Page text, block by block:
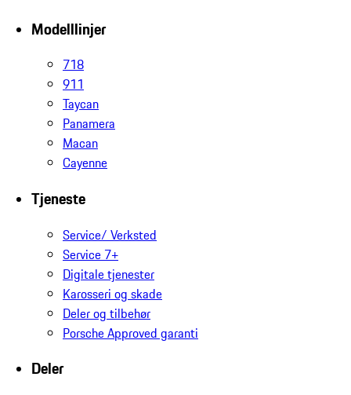
Modelllinjer
718
911
Taycan
Panamera
Macan
Cayenne
Tjeneste
Service/ Verksted
Service 7+
Digitale tjenester
Karosseri og skade
Deler og tilbehør
Porsche Approved garanti
Deler